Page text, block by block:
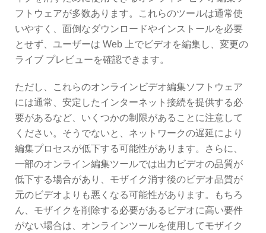
フトウェアが多数あります。これらのツールは通常使
いやすく、面倒なダウンロードやインストールを必要
とせず、ユーザーは Web 上でビデオを編集し、変更の
ライブ プレビューを確認できます。
ただし、これらのオンラインビデオ編集ソフトウェア
には通常、安定したインターネット接続を提供する必
要があるなど、いくつかの制限があることに注意して
ください。そうでないと、ネットワークの遅延により
編集プロセスが低下する可能性があります。さらに、
一部のオンライン編集ツールでは出力ビデオの品質が
低下する場合があり、モザイク消す後のビデオ品質が
元のビデオよりも悪くなる可能性があります。もちろ
ん、モザイクを削除する必要があるビデオに高い要件
がない場合は、オンラインツールを使用してモザイク